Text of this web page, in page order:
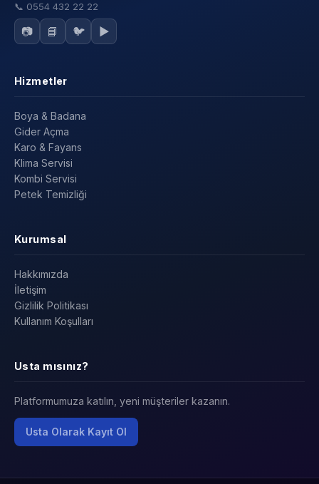
📞 0554 432 22 22
📷 📘 🐦 ▶️
Hizmetler
Boya & Badana
Gider Açma
Karo & Fayans
Klima Servisi
Kombi Servisi
Petek Temizliği
Kurumsal
Hakkımızda
İletişim
Gizlilik Politikası
Kullanım Koşulları
Usta mısınız?
Platformumuza katılın, yeni müşteriler kazanın.
Usta Olarak Kayıt Ol